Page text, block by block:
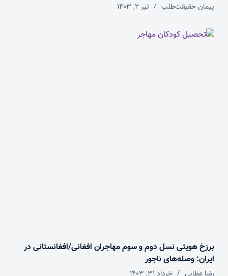
پیمان حقیقت‌طلب تیر ۲, ۱۴۰۳
برزخ هویتی نسل دوم و سوم مهاجران افغانی/افغانستانی در
ایران: وصله‌های ناجور